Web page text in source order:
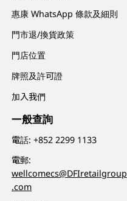
惠康 WhatsApp 條款及細則
門市退/換貨政策
門店位置
牌照及許可證
加入我們
一般查詢
電話:+852 2299 1133
電郵:
wellcomecs@DFIretailgroup
.com